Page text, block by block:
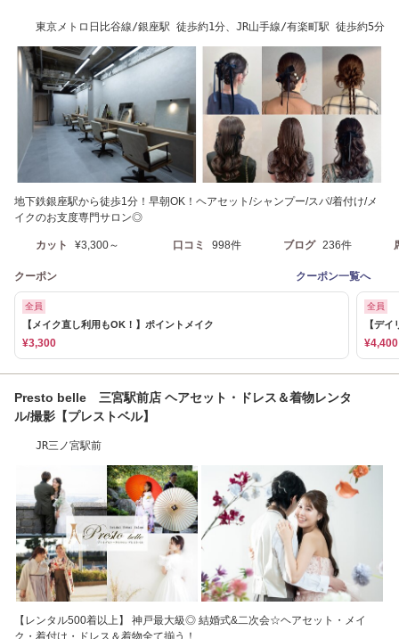
東京メトロ日比谷線/銀座駅 徒歩約1分、JR山手線/有楽町駅 徒歩約5分
地下鉄銀座駅から徒歩1分！早朝OK！ヘアセット/シャンプー/スパ/着付け/メ
イクのお支度専門サロン◎
カット ¥3,300～ 口コミ 998件 ブログ 236件
クーポン クーポン一覧へ
全員
【メイク直し利用もOK！】ポイントメイク
¥3,300
全員
【デ
¥4,400
Presto belle 三宮駅前店 ヘアセット・ドレス＆着物レンタ
ル/撮影【プレストベル】
JR三ノ宮駅前
【レンタル500着以上】 神戸最大級◎ 結婚式&二次会☆ヘアセット・メイ
ク・着付け・ドレス＆着物全て揃う！